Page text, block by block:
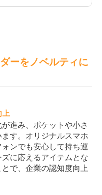
ーをノベルティに
上
進み、ポケットや小さ
す。オリジナルスマホ
ンでも安心して持ち運
に応えるアイテムとな
で、企業の認知度向上